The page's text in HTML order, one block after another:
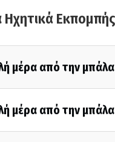
Εκπομπής
μέρα από την
μέρα από την